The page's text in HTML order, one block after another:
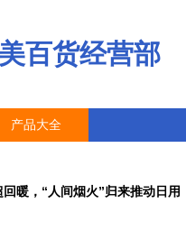
百货经营部
产品大全
暖，“人间烟火”归来推动日用